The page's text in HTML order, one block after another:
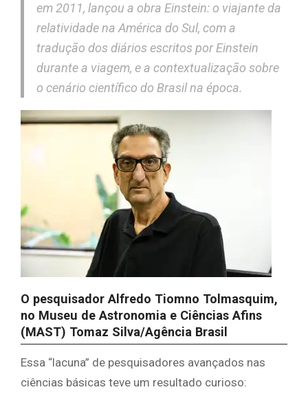
em 2011, lançou a obraEinstein: o viajante da
relatividade na América do Sul, com a
tradução dos diários escritos por Einstein
durante a viagem, e a contextualização sobre
o cenário científico do Brasil na época.
O pesquisador Alfredo Tiomno Tolmasquim,
no Museu de Astronomia e Ciências Afins
(MAST) Tomaz Silva/Agência Brasil
Essa “lacuna” de pesquisadores avançados nas
ciências básicas teve um resultado curioso: